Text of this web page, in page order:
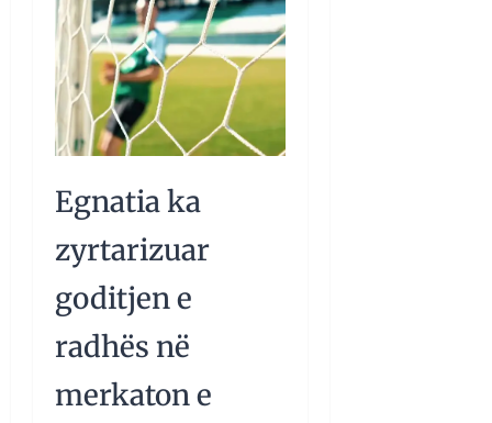
Egnatia ka
zyrtarizuar
goditjen e
radhës në
merkaton e